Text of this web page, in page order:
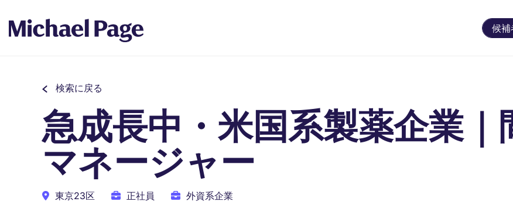
候補
検索に戻る
急成長中・米国系製薬企業｜
マネージャー
東京23区 正社員 外資系企業